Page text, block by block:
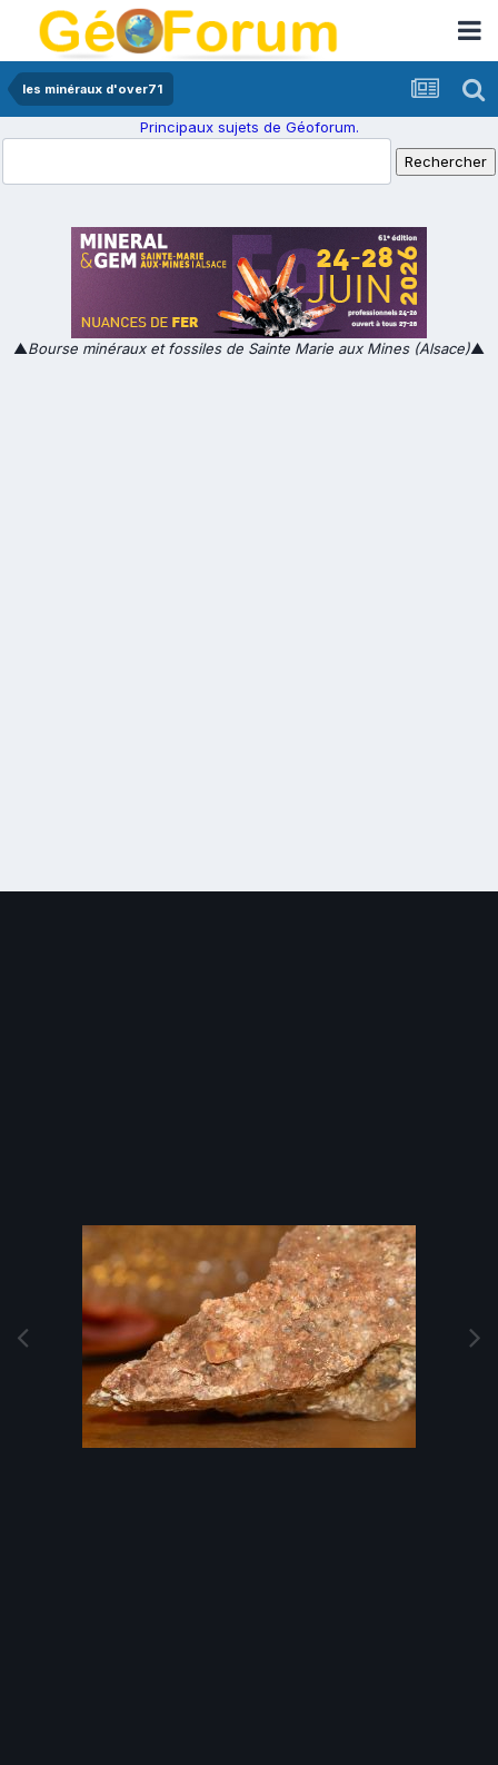
les minéraux d'over71
Principaux sujets de Géoforum.
▲Bourse minéraux et fossiles de Sainte Marie aux Mines (Alsace)▲